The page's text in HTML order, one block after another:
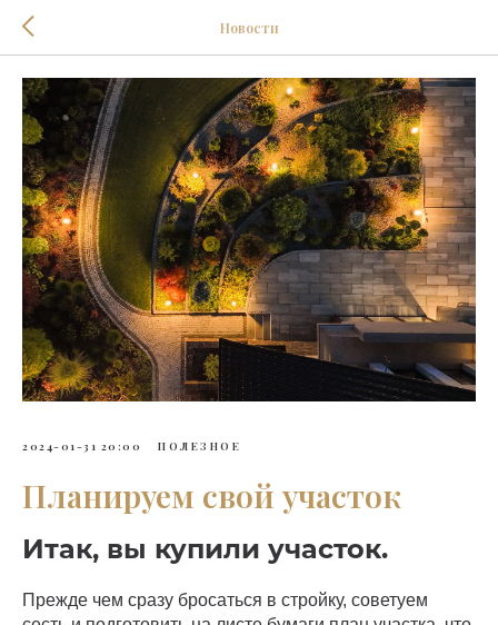
Новости
2024-01-31 20:00 ПОЛЕЗНОЕ
Планируем свой участок
Итак, вы купили участок.
Прежде чем сразу бросаться в стройку, советуем